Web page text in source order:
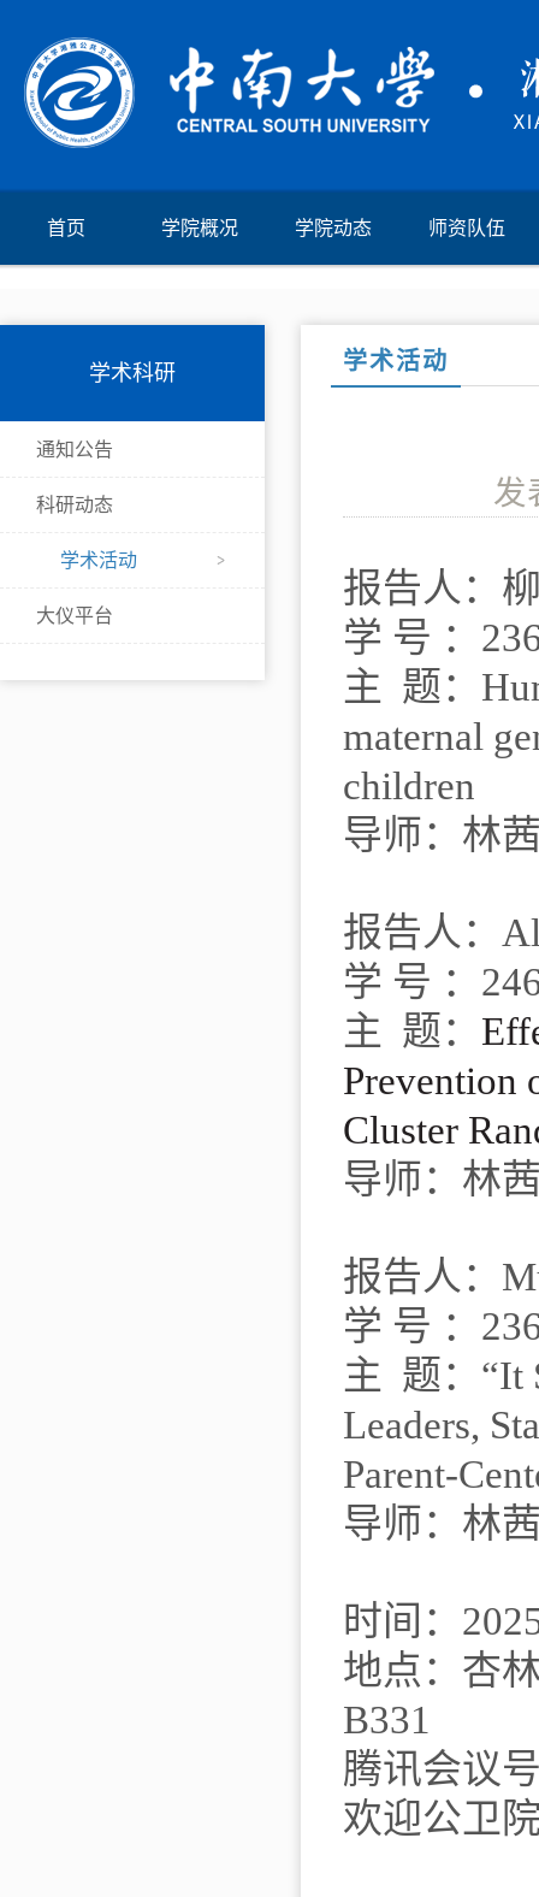
首页 学院概况 学院动态 师资队伍
学术科研
通知公告
科研动态
学术活动
大仪平台
学术活动
发
报告人：
学 号 ：
主 题：
maternal
children
导师：林
报告人：
学 号 ：
主 题：
Prevention
Cluster
导师：林
报告人：
学 号 ：
主 题： “It
Leaders,
Parent-
导师：林
时间：
地点：杏
B331
腾讯会议
欢迎公卫